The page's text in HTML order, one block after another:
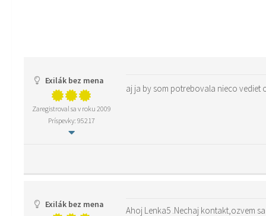
Exilák bez mena
Zaregistroval sa v roku 2009
Príspevky: 95217
aj ja by som potrebovala nieco vediet
Exilák bez mena
Ahoj Lenka5 .Nechaj kontakt,ozvem